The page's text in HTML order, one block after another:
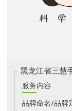
黑龙江省三慧
服务内容
品牌命名/品牌